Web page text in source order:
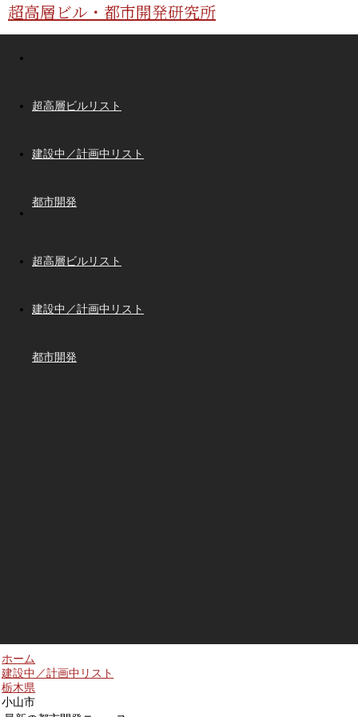
超高層ビル・都市開発研究所
超高層ビルリスト
建設中／計画中リスト
都市開発
超高層ビルリスト
建設中／計画中リスト
都市開発
ホーム
建設中／計画中リスト
栃木県
小山市